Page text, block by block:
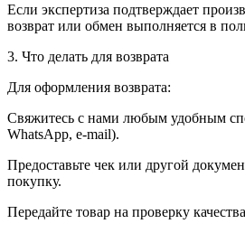
Если экспертиза подтверждает
возврат или обмен выполняется в
3. Что делать для возврата
Для оформления возврата:
Свяжитесь с нами любым удобным
WhatsApp, e-mail).
Предоставьте чек или другой
покупку.
Передайте товар на проверку